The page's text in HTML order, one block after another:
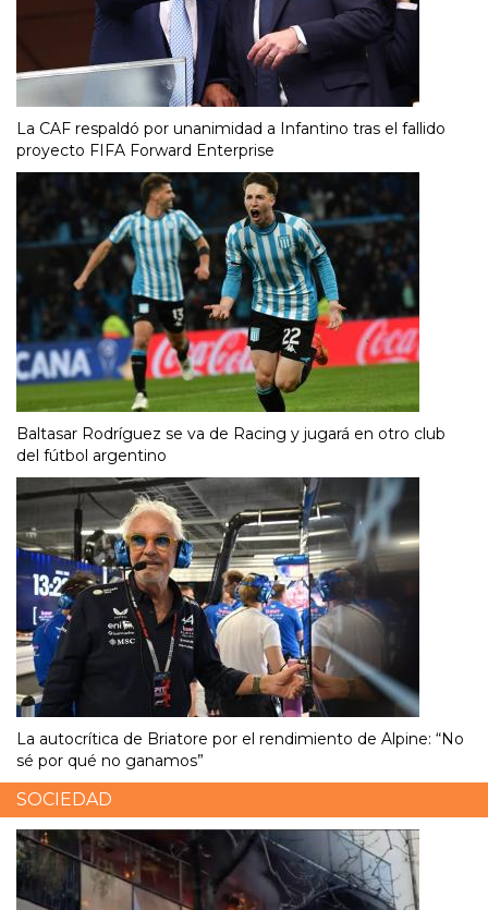
La CAF respaldó por unanimidad a Infantino tras el fallido
proyecto FIFA Forward Enterprise
Baltasar Rodríguez se va de Racing y jugará en otro club
del fútbol argentino
La autocrítica de Briatore por el rendimiento de Alpine: “No
sé por qué no ganamos”
SOCIEDAD